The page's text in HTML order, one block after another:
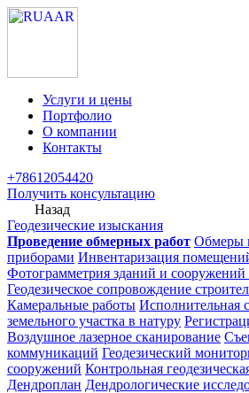
Услуги и цены
Портфолио
О компании
Контакты
+78612054420
Получить консультацию
Назад
Геодезические изыскания
Проведение обмерных работ Обмеры
приборами Инвентаризация
Фотограмметрия зданий и сооружений
Геодезическое сопровождение
Камеральные работы Исполнительная
земельного участка в натуру
Воздушное лазерное сканирование
коммуникаций Геодезический
сооружений Контрольная
Дендроплан Дендрологические